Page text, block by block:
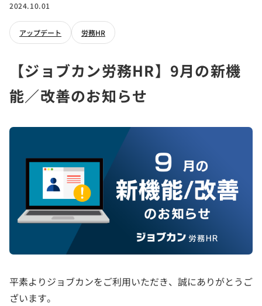
2024.10.01
アップデート 労務HR
【ジョブカン労務HR】9月の新機
能／改善のお知らせ
平素よりジョブカンをご利用いただき、誠にありがとうご
ざいます。